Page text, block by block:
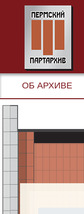
ОБ АРХИВЕ